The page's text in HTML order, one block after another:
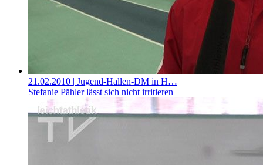
21.02.2010 | Jugend-Hallen-DM in H…
Stefanie Pähler lässt sich nicht irritieren